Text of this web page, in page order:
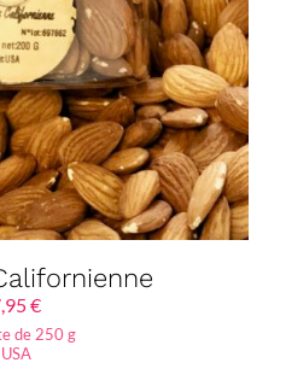
€
de 250 g
USA